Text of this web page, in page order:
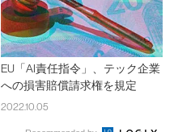
EU「AI責任指令」、テック企業
への損害賠償請求権を規定
2022.10.05